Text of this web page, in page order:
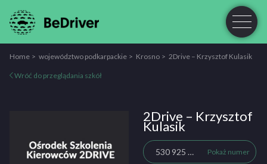
Home województwo podkarpackie Krosno 2Drive – Krzysztof Kulasik
Wróć do przeglądania szkół
2Drive – Krzysztof
Kulasik
530 925 913 Pokaż numer